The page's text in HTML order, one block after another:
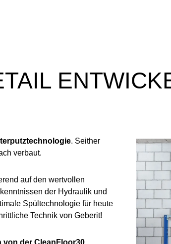
. Seither
verbaut.
auf den wertvollen
der Hydraulik und
Spültechnologie für heute
Technik von Geberit!
von der CleanFloor30